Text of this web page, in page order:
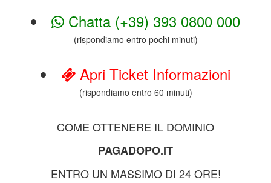
Chatta (+39) 393 0800 000
(rispondiamo entro pochi minuti)
Apri Ticket Informazioni
(rispondiamo entro 60 minuti)
COME OTTENERE IL DOMINIO
PAGADOPO.IT
ENTRO UN MASSIMO DI 24 ORE!